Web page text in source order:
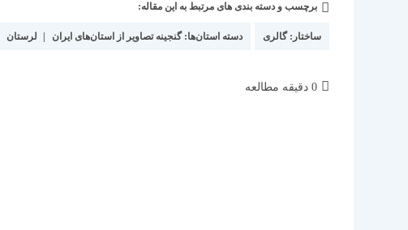
شده
دسته‌برچسب و دسته بندی های مرتبط به این مقاله:
ساختار:گالری دسته استان‌ها:گنجینه تصاویر از استان‌های ایران لرستان
زمان
0 دقیقه مطالعه